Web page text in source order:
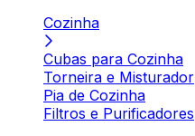
Cozinha
Cubas para Cozinha
Torneira e Misturador
Pia de Cozinha
Filtros e Purificadores